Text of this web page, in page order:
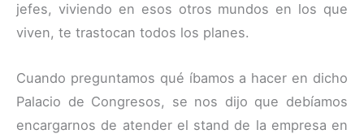
jefes, viviendo en esos otros mundos en los que
viven, te trastocan todos los planes.
Cuando preguntamos qué íbamos a hacer en dicho
Palacio de Congresos, se nos dijo que debíamos
encargarnos de atender el stand de la empresa en